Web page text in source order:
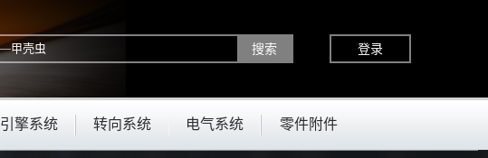
登录
引擎系统 转向系统 电气系统 零件附件